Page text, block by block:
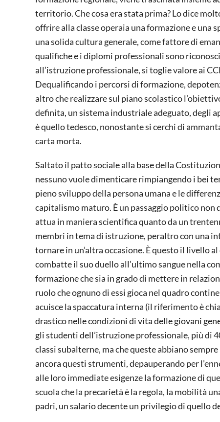
territorio. Che cosa era stata prima? Lo dice
offrire alla classe operaia una formazione e una
una solida cultura generale, come fattore di
qualifiche e i diplomi professionali sono
all’istruzione professionale, si toglie valore ai
Dequalificando i percorsi di formazione,
altro che realizzare sul piano scolastico
definita, un sistema industriale adeguato, degli
è quello tedesco, nonostante si cerchi di
carta morta.
Saltato il patto sociale alla base della
nessuno vuole dimenticare rimpiangendo i bei
pieno sviluppo della persona umana e le
capitalismo maturo. È un passaggio politico non
attua in maniera scientifica quanto da un
membri in tema di istruzione, peraltro con una
tornare in un’altra occasione. È questo il livello
combatte il suo duello all’ultimo sangue nella
formazione che sia in grado di mettere in
ruolo che ognuno di essi gioca nel quadro
acuisce la spaccatura interna (il riferimento è
drastico nelle condizioni di vita delle giovani
gli studenti dell’istruzione professionale, più di
classi subalterne, ma che queste abbiano
ancora questi strumenti, depauperando per
alle loro immediate esigenze la formazione di
scuola che la precarietà è la regola, la mobilità
padri, un salario decente un privilegio di quello